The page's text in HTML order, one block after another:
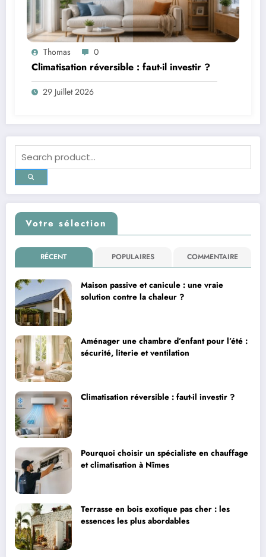
Thomas 0
Climatisation réversible : faut-il investir ?
29 Juillet 2026
Votre sélection
RÉCENT POPULAIRES COMMENTAIRE
Maison passive et canicule : une vraie
solution contre la chaleur ?
Aménager une chambre d’enfant pour l’été :
sécurité, literie et ventilation
Climatisation réversible : faut-il investir ?
Pourquoi choisir un spécialiste en chauffage
et climatisation à Nîmes
Terrasse en bois exotique pas cher : les
essences les plus abordables